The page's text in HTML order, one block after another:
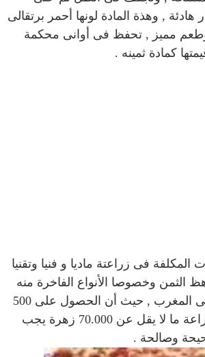
, وهذة المادة لونها أحمر برتقالى
وطعم مميز , تحفظ فى أوانى محكمة
كمادة ثمينه .
المكلفة فى زراعتة ماديا و فنيا وتقنيا
الثمن وخصوصا الأنواع الفاخرة منه
والتى يتم زراعتها فى المغرب , حيث أن الحصول على 500
جرام منه يتطلب زراعة ما لا يقل عن 70.000 زهرة يجب
وصالحة .